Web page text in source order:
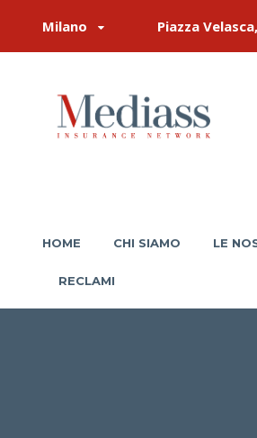
Milano Piazza
HOME CHI SIAMO LE
RECLAMI